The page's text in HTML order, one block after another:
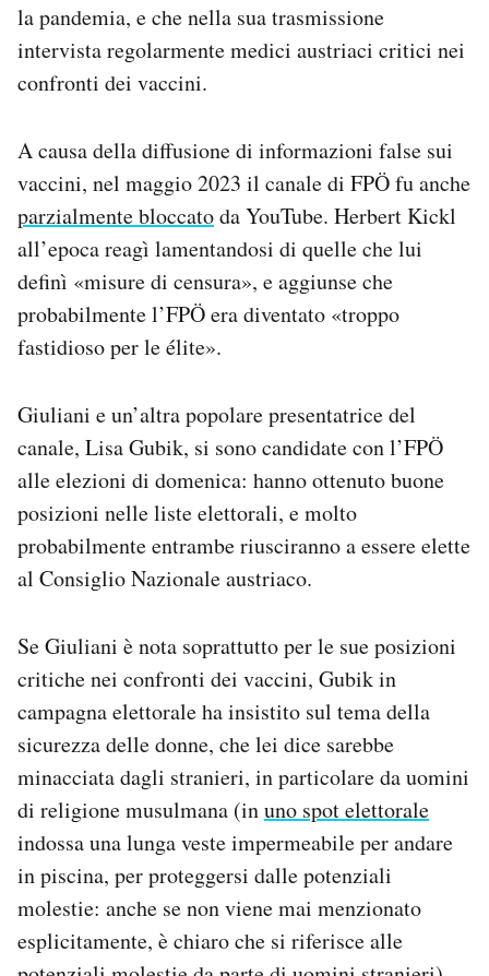
la pandemia, e che nella sua trasmissione
intervista regolarmente medici austriaci critici nei
confronti dei vaccini.
A causa della diffusione di informazioni false sui
vaccini, nel maggio 2023 il canale di FPÖ fu anche
parzialmente bloccatoda YouTube. Herbert Kickl
all’epoca reagì lamentandosi di quelle che lui
definì «misure di censura», e aggiunse che
probabilmente l’FPÖ era diventato «troppo
fastidioso per le élite».
Giuliani e un’altra popolare presentatrice del
canale, Lisa Gubik, si sono candidate con l’FPÖ
alle elezioni di domenica: hanno ottenuto buone
posizioni nelle liste elettorali, e molto
probabilmente entrambe riusciranno a essere elette
al Consiglio Nazionale austriaco.
Se Giuliani è nota soprattutto per le sue posizioni
critiche nei confronti dei vaccini, Gubik in
campagna elettorale ha insistito sul tema della
sicurezza delle donne, che lei dice sarebbe
minacciata dagli stranieri, in particolare da uomini
di religione musulmana (inuno spot elettorale
indossa una lunga veste impermeabile per andare
in piscina, per proteggersi dalle potenziali
molestie: anche se non viene mai menzionato
esplicitamente, è chiaro che si riferisce alle